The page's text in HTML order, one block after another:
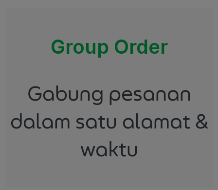
Group Order
Gabung pesanan
dalam satu alamat &
waktu